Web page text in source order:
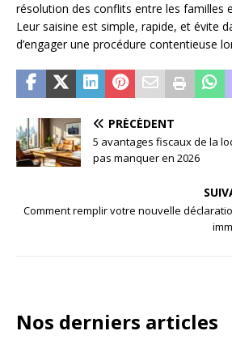
résolution des conflits entre les familles
Leur saisine est simple, rapide, et évite
d’engager une procédure contentieuse
PRÉCÉDENT
5 avantages fiscaux de la
pas manquer en 2026
Comment remplir votre nouvelle
Nos derniers articles